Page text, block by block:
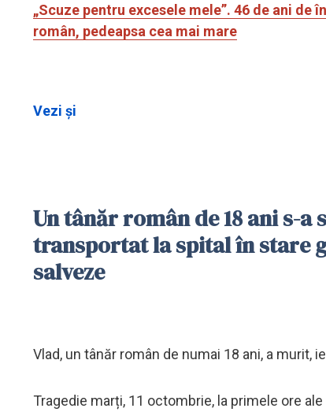
„Scuze pentru excesele mele”. 46 de ani
român, pedeapsa cea mai mare
Vezi și
Un tânăr român de 18 ani s-
transportat la spital în stare
salveze
Vlad, un tânăr român de numai 18 ani, a murit,
Tragedie marți, 11 octombrie, la primele ore